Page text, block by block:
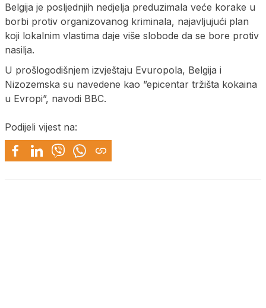
Belgija je posljednjih nedjelja preduzimala veće korake u
borbi protiv organizovanog kriminala, najavljujući plan
koji lokalnim vlastima daje više slobode da se bore protiv
nasilja.
U prošlogodišnjem izvještaju Evuropola, Belgija i
Nizozemska su navedene kao ”epicentar tržišta kokaina
u Evropi”, navodi BBC.
Podijeli vijest na: